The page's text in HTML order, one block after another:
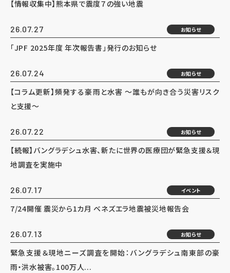
【情報収集中】熊本県で震度７の強い地震
26.07.27 お知らせ
「JPF 2025年度 年次報告書」発行のお知らせ
26.07.24 お知らせ
【コラム更新】頻発する豪雨と水害 ～誰もが向き合う災害リスク
と支援～
26.07.22 お知らせ
【続報】バングラデシュ水害、新たに世界の医療団が緊急支援＆現
地調査を実施中
26.07.17 イベント
7/24開催 震災から1カ月 ベネズエラ地震被災地報告会
26.07.13 お知らせ
緊急支援＆現地ニーズ調査を開始：バングラデシュ南東部の豪
雨・洪水被害。100万人...